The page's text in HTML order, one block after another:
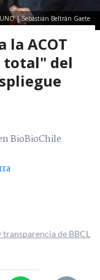
| Sebastián Beltrán Gaete
la ACOT
total" del
BioBioChile
transparencia de BBCL